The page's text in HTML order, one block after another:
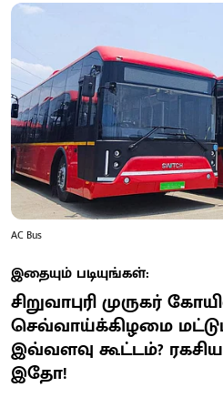
AC Bus
இதையும் படியுங்கள்:
சிறுவாபுரி முருகர்
செவ்வாய்க்கிழமை
இவ்வளவு கூட்டம்?
இதோ!